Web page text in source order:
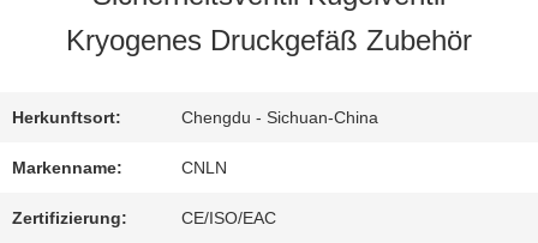
FABRIK-
AUSFLUG
QUALITÄTSKONTROLLE
Kryogenes Druckgefäß Zubehör
Herkunftsort: Chengdu - Sichuan-China
Markenname: CNLN
Zertifizierung: CE/ISO/EAC